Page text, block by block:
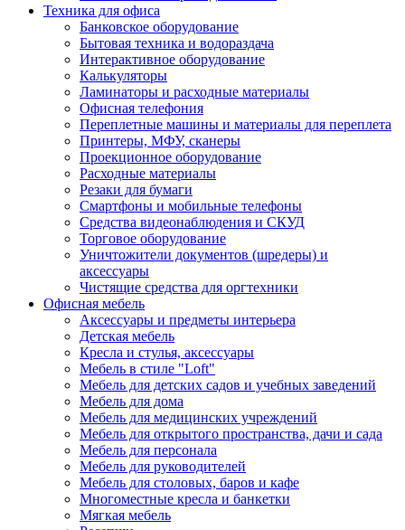
Техника для офиса
Банковское оборудование
Бытовая техника и водораздача
Интерактивное оборудование
Калькуляторы
Ламинаторы и расходные материалы
Офисная телефония
Переплетные машины и материалы для переплета
Принтеры, МФУ, сканеры
Проекционное оборудование
Расходные материалы
Резаки для бумаги
Смартфоны и мобильные телефоны
Средства видеонаблюдения и СКУД
Торговое оборудование
Уничтожители документов (шредеры) и
аксессуары
Чистящие средства для оргтехники
Офисная мебель
Аксессуары и предметы интерьера
Детская мебель
Кресла и стулья, аксессуары
Мебель в стиле "Loft"
Мебель для детских садов и учебных заведений
Мебель для дома
Мебель для медицинских учреждений
Мебель для открытого пространства, дачи и сада
Мебель для персонала
Мебель для руководителей
Мебель для столовых, баров и кафе
Многоместные кресла и банкетки
Мягкая мебель